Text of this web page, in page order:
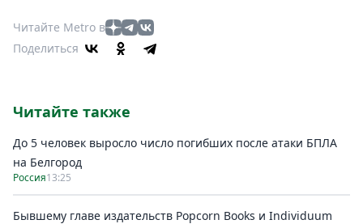
Читайте Metro в
Поделиться
Читайте также
До 5 человек выросло число погибших после атаки БПЛА
на Белгород
Россия13:25
Бывшему главе издательств Popcorn Books и Individuum